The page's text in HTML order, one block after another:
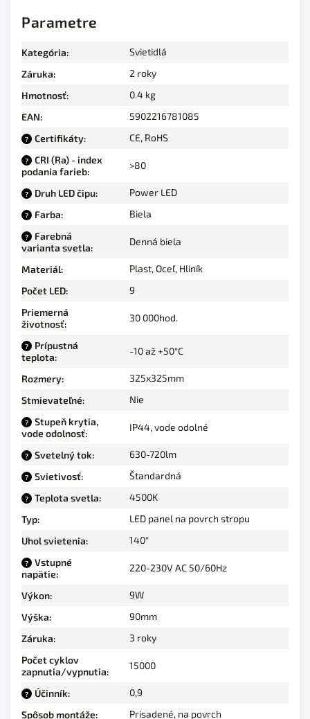
Parametre
Kategória:
Svietidlá
Záruka:
2 roky
Hmotnosť:
0.4 kg
EAN: 5902216781085
? Certifikáty: CE, RoHS
?
CRI (Ra) - index
podania farieb:
>80
? Druh LED čipu: Power LED
? Farba: Biela
?
Farebná
varianta svetla:
Denná biela
Materiál: Plast,Oceľ, Hliník
Počet LED:
9
Priemerná
životnosť:
30 000hod.
?
Prípustná
teplota:
-10 až +50°C
Rozmery:
325x325mm
Stmievateľné: Nie
?
Stupeň krytia,
vode odolnosť:
IP44, vode odolné
? Svetelný tok: 630-720lm
? Svietivosť: Štandardná
? Teplota svetla:
4500K
Typ:
LED panel na povrch stropu
Uhol svietenia: 140°
?
Vstupné
napätie:
220-230V AC 50/60Hz
Výkon:
9W
Výška:
90mm
Záruka:
3 roky
Počet cyklov
zapnutia/vypnutia:
15000
? Účinník:
0,9
Spôsob montáže: Prisadené, na povrch